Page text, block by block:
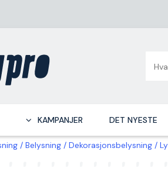
KAMPANJER DET NYESTE
Belysning Dekorasjonsbelysning